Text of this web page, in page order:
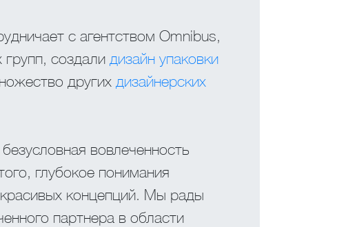
с агентством Omnibus,
создали дизайн упаковки
других дизайнерских
вовлеченность
глубокое понимания
концепций. Мы рады
партнера в области